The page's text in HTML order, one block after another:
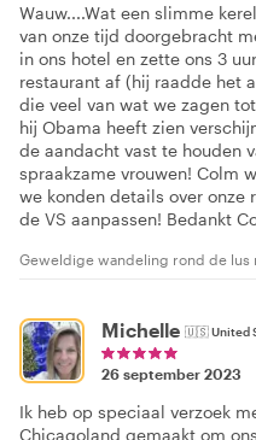
Wauw....Wat een slimme
van onze tijd doorgebracht
in ons hotel en zette ons 3
restaurant af (hij raadde het
die veel van wat we zagen
hij Obama heeft zien
de aandacht vast te houden
spraakzame vrouwen! Colm
we konden details over onze
de VS aanpassen! Bedankt
Geweldige wandeling rond de lus
Michelle 🇺🇸United
26 september 2023
Ik heb op speciaal verzoek
Chicagoland gemaakt om